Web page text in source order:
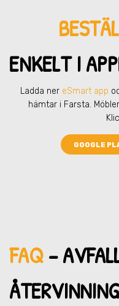
ENKELT I
Ladda ner eSmart app
hämtar i Farsta.
GOOGLE
FAQ–
ÅTERVINNING